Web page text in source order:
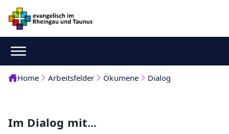
Home Arbeitsfelder Ökumene Dialog
Im Dialog mit...